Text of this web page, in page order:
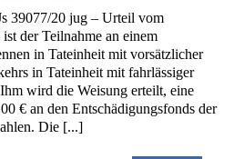
39077/20 jug – Urteil vom
der Teilnahme an einem
in Tateinheit mit vorsätzlicher
in Tateinheit mit fahrlässiger
wird die Weisung erteilt, eine
€ an den Entschädigungsfonds der
Die [...]